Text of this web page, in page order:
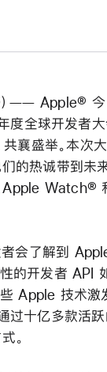
）—— Apple® 今
度全球开发者大
襄盛举。本次
的热诚带到未
Apple Watch®
会了解到
的开发者 API
Apple 技术激
过十亿多款活
。